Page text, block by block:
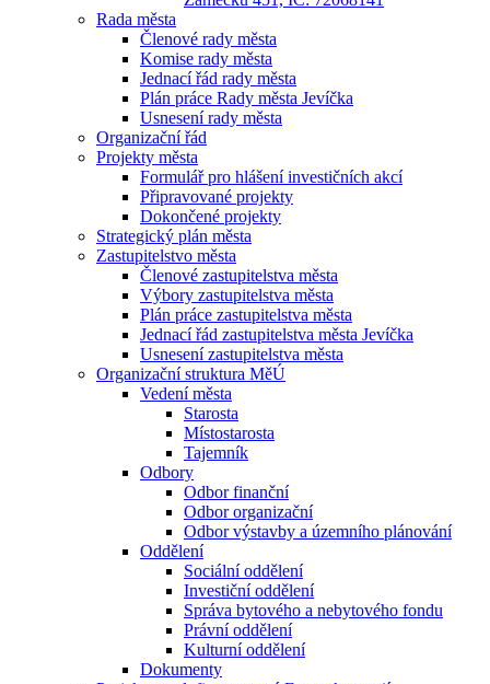
Rada města
Členové rady města
Komise rady města
Jednací řád rady města
Plán práce Rady města Jevíčka
Usnesení rady města
Organizační řád
Projekty města
Formulář pro hlášení investičních akcí
Připravované projekty
Dokončené projekty
Strategický plán města
Zastupitelstvo města
Členové zastupitelstva města
Výbory zastupitelstva města
Plán práce zastupitelstva města
Jednací řád zastupitelstva města Jevíčka
Usnesení zastupitelstva města
Organizační struktura MěÚ
Vedení města
Starosta
Místostarosta
Tajemník
Odbory
Odbor finanční
Odbor organizační
Odbor výstavby a územního plánování
Oddělení
Sociální oddělení
Investiční oddělení
Správa bytového a nebytového fondu
Právní oddělení
Kulturní oddělení
Dokumenty